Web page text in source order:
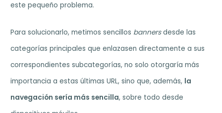
este pequeño problema.
Para solucionarlo, metimos sencillos bannersdesde las
categorías principales que enlazasen directamente a sus
correspondientes subcategorías, no solo otorgaría más
importancia a estas últimas URL, sino que, además, la
navegación sería más sencilla, sobre todo desde